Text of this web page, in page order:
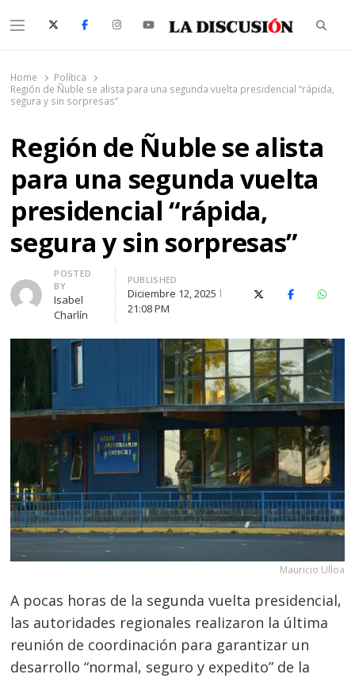
Menu
Home
Política
Región de Ñuble se alista para una segunda vuelta presidencial “rápida,
segura y sin sorpresas”
Región de Ñuble se alista
para una segunda vuelta
presidencial “rápida,
segura y sin sorpresas”
Author
POSTED
BY
Isabel
Charlín
PUBLISHED
Diciembre 12, 2025
21:08 PM
X (Twitter)Facebook
Mauricio Ulloa
A pocas horas de la segunda vuelta presidencial,
las autoridades regionales realizaron la última
reunión de coordinación para garantizar un
desarrollo “normal, seguro y expedito” de la